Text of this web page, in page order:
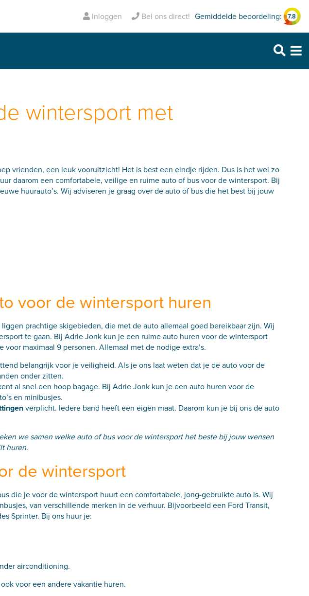
Inclusief pechhulp
Inloggen
Bel ons direct!
Purmerend: 0299 – 469 999
Gemiddelde beoordeling: 7.8
wintersport met
vrienden, een leuk vooruitzicht! Het is best een eindje rijden. Dus is het wel zo
daarom een comfortabele, veilige en ruime auto of bus voor de wintersport. Bij
huurauto’s. Wij adviseren je graag over de auto of bus die het best bij jouw
voor de wintersport huren
prachtige skigebieden, die met de auto allemaal goed bereikbaar zijn. Wij
te gaan. Bij Adrie Jonk kun je een ruime auto huren voor de wintersport
maximaal 9 personen. Allemaal met de nodige extra’s.
belangrijk voor je veiligheid. Als je ons laat weten dat je de auto voor de
onder zitten.
al snel een hoop bagage. Bij Adrie Jonk kun je een auto huren voor de
en minibusjes.
verplicht. Iedere band heeft een eigen maat. Daarom kun je bij ons de auto
we samen welke auto of bus voor de wintersport het beste bij jouw wensen
huren.
de wintersport
die je voor de wintersport huurt een comfortabele, jong-gebruikte auto is. Wij
, van verschillende merken in de verhuur. Bijvoorbeeld een Ford Transit,
Sprinter. Bij ons huur je:
airconditioning.
voor een andere vakantie huren.